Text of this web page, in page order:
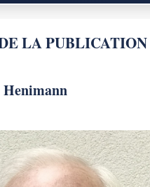
LA PUBLICATION